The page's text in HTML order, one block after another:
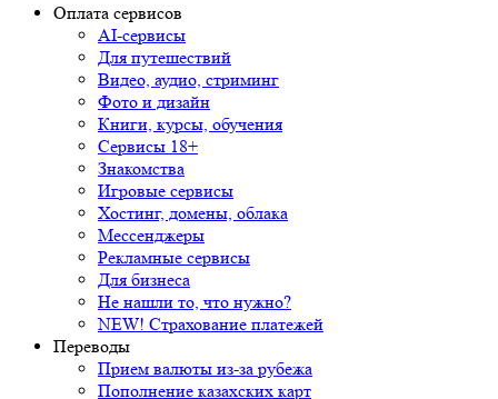
Оплата сервисов
AI-сервисы
Для путешествий
Видео, аудио, стриминг
Фото и дизайн
Книги, курсы, обучения
Сервисы 18+
Знакомства
Игровые сервисы
Хостинг, домены, облака
Мессенджеры
Рекламные сервисы
Для бизнеса
Не нашли то, что нужно?
NEW! Страхование платежей
Переводы
Прием валюты из-за рубежа
Пополнение казахских карт